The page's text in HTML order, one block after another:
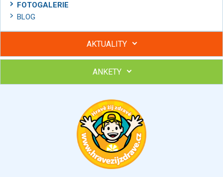
FOTOGALERIE
BLOG
AKTUALITY
Hubněte s podporou lektorky a skupiny v kurzech STOBu
Chcete poradit s hubnutím? Najděte si odborníka STOBu ve
ANKETY